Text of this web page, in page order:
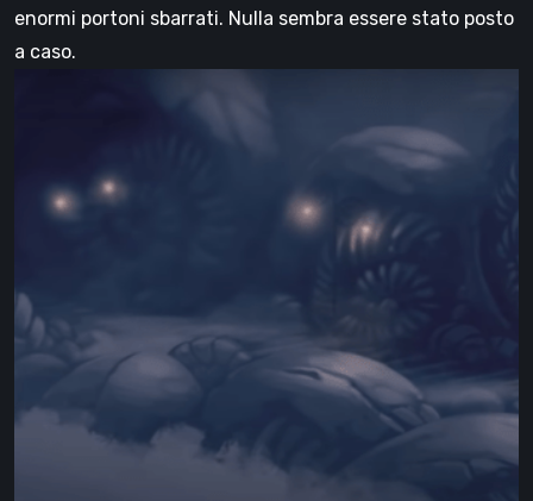
enormi portoni sbarrati. Nulla sembra essere stato posto
a caso.